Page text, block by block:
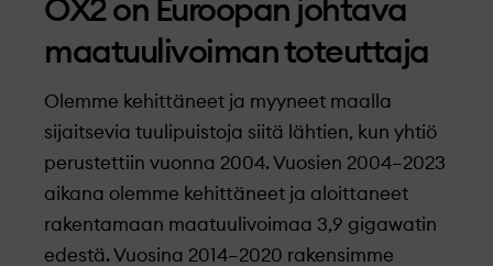
OX2 on Euroopan johtava
maatuulivoiman toteuttaja
Olemme kehittäneet ja myyneet maalla
sijaitsevia tuulipuistoja siitä lähtien, kun yhtiö
perustettiin vuonna 2004. Vuosien 2004–2023
aikana olemme kehittäneet ja aloittaneet
rakentamaan maatuulivoimaa 3,9 gigawatin
edestä. Vuosina 2014–2020 rakensimme